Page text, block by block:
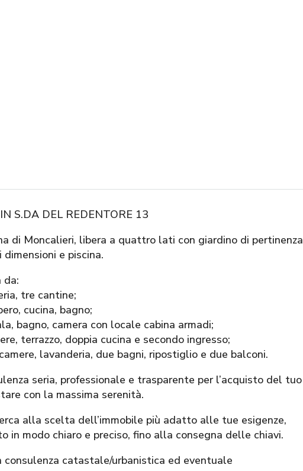
S.DA DEL REDENTORE 13
di Moncalieri, libera a quattro lati con giardino di pertinenza
e piscina.
da:
tre cantine;
cucina, bagno;
bagno, camera con locale cabina armadi;
terrazzo, doppia cucina e secondo ingresso;
lavanderia, due bagni, ripostiglio e due balconi.
seria, professionale e trasparente per l’acquisto del tuo
con la massima serenità.
alla scelta dell’immobile più adatto alle tue esigenze,
modo chiaro e preciso, fino alla consegna delle chiavi.
catastale/urbanistica ed eventuale